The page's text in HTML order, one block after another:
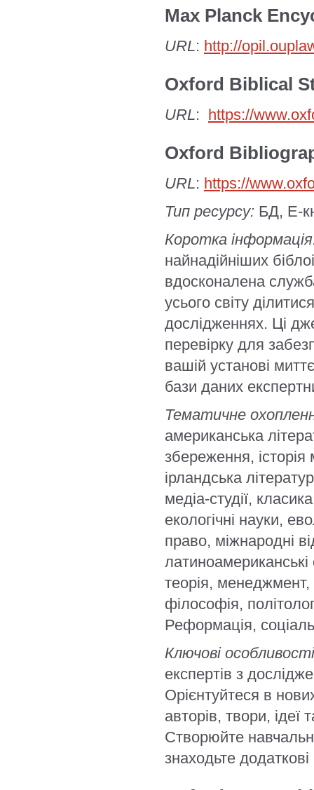
Max Planck
URL: http://
Oxford Biblical
URL: https://
Oxford
URL: https://
Тип ресурсу: БД, Е-
Коротка
найнадійніших
вдосконалена
усього світу
дослідженнях. Ці
перевірку для
вашій установі
бази даних
Тематичне
американська
збереження, історія
ірландська
медіа-студії,
екологічні науки,
право, міжнародні
латиноамериканські
теорія, менеджмент,
філософія,
Реформація,
Ключові
експертів з
Орієнтуйтеся в
авторів, твори, ідеї
Створюйте
знаходьте